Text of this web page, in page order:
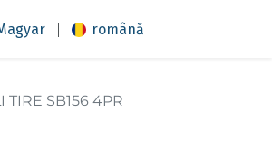
| română
TIRE SB156 4PR